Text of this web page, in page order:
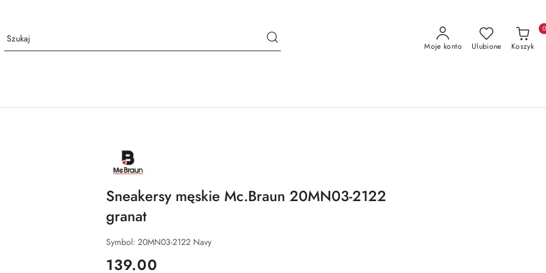
Moje konto Ulubione Koszyk
0
NAZWA
PRODUCENTA:
MCBRAUN
Sneakersy męskie Mc.Braun 20MN03-2122
granat
Symbol: 20MN03-2122 Navy
cena:
139.00